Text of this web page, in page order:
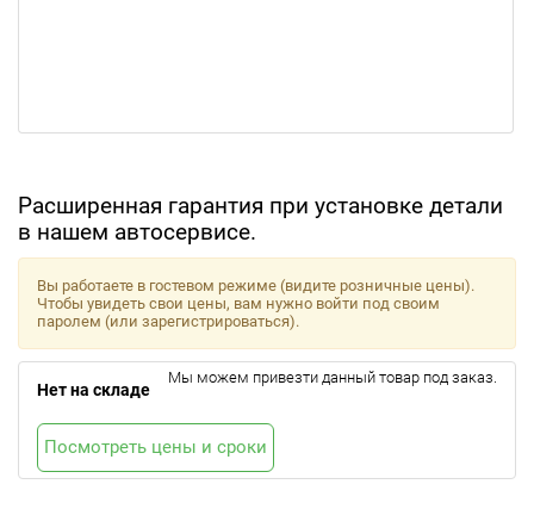
Расширенная гарантия при установке детали
в нашем автосервисе.
Вы работаете в гостевом режиме (видите розничные цены).
Чтобы увидеть свои цены, вам нужно войти под своим
паролем (или зарегистрироваться).
Нет на складе
Мы можем привезти данный товар под заказ.
Посмотреть цены и сроки